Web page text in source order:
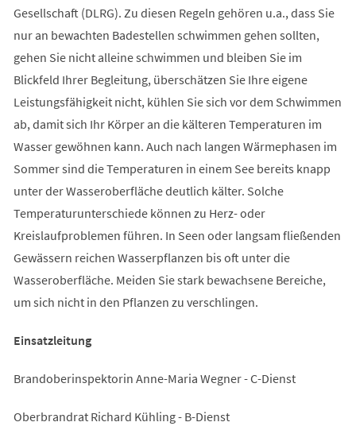
Gesellschaft (DLRG). Zu diesen Regeln gehören u.a., dass Sie
nur an bewachten Badestellen schwimmen gehen sollten,
gehen Sie nicht alleine schwimmen und bleiben Sie im
Blickfeld Ihrer Begleitung, überschätzen Sie Ihre eigene
Leistungsfähigkeit nicht, kühlen Sie sich vor dem Schwimmen
ab, damit sich Ihr Körper an die kälteren Temperaturen im
Wasser gewöhnen kann. Auch nach langen Wärmephasen im
Sommer sind die Temperaturen in einem See bereits knapp
unter der Wasseroberfläche deutlich kälter. Solche
Temperaturunterschiede können zu Herz- oder
Kreislaufproblemen führen. In Seen oder langsam fließenden
Gewässern reichen Wasserpflanzen bis oft unter die
Wasseroberfläche. Meiden Sie stark bewachsene Bereiche,
um sich nicht in den Pflanzen zu verschlingen.
Einsatzleitung
Brandoberinspektorin Anne-Maria Wegner - C-Dienst
Oberbrandrat Richard Kühling - B-Dienst